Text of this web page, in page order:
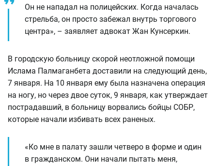
Он не нападал на полицейских. Когда началась
стрельба, он просто забежал внутрь торгового
центра», – заявляет адвокат Жан Кунсеркин.
В городскую больницу скорой неотложной помощи
Ислама Палмаганбета доставили на следующий день,
7 января. На 10 января ему была назначена операция
на ногу, но через двое суток, 9 января, как утверждает
пострадавший, в больницу ворвались бойцы СОБР,
которые начали избивать всех раненых.
«Ко мне в палату зашли четверо в форме и один
в гражданском. Они начали пытать меня,